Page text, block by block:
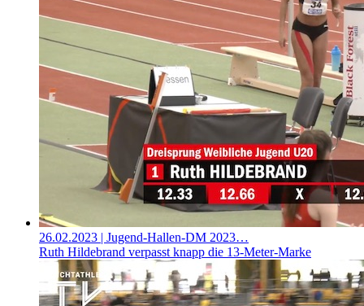
26.02.2023 | Jugend-Hallen-DM 2023…
Ruth Hildebrand verpasst knapp die 13-Meter-Marke